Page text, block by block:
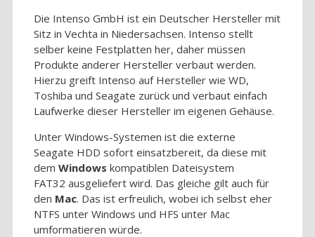
Die Intenso GmbH ist ein Deutscher Hersteller mit
Sitz in Vechta in Niedersachsen. Intenso stellt
selber keine Festplatten her, daher müssen
Produkte anderer Hersteller verbaut werden.
Hierzu greift Intenso auf Hersteller wie WD,
Toshiba und Seagate zurück und verbaut einfach
Laufwerke dieser Hersteller im eigenen Gehäuse.
Unter Windows-Systemen ist die externe
Seagate HDD sofort einsatzbereit, da diese mit
dem Windows kompatiblen Dateisystem
FAT32 ausgeliefert wird. Das gleiche gilt auch für
den Mac. Das ist erfreulich, wobei ich selbst eher
NTFS unter Windows und HFS unter Mac
umformatieren würde.